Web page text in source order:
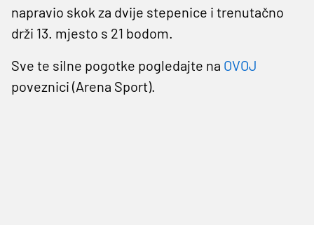
napravio skok za dvije stepenice i trenutačno
drži 13. mjesto s 21 bodom.
Sve te silne pogotke pogledajte na OVOJ
poveznici (Arena Sport).